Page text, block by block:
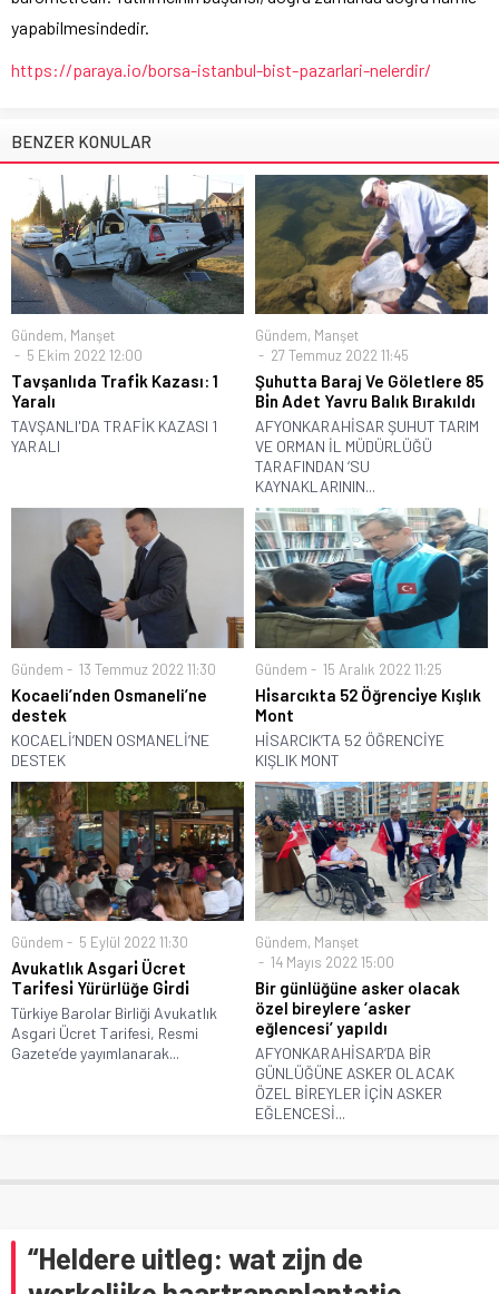
yapabilmesindedir.
https://paraya.io/borsa-istanbul-bist-pazarlari-nelerdir/
BENZER KONULAR
Gündem, Manşet
5 Ekim 2022 12:00
Tavşanlıda Trafi̇k Kazası: 1
Yaralı
TAVŞANLI'DA TRAFİK KAZASI 1
YARALI
Gündem, Manşet
27 Temmuz 2022 11:45
Şuhutta Baraj Ve Göletlere 85
Bi̇n Adet Yavru Balık Bırakıldı
AFYONKARAHİSAR ŞUHUT TARIM
VE ORMAN İL MÜDÜRLÜĞÜ
TARAFINDAN ‘SU
KAYNAKLARININ...
Gündem 13 Temmuz 2022 11:30
Kocaeli’nden Osmaneli’ne
destek
KOCAELİ’NDEN OSMANELİ’NE
DESTEK
Gündem 15 Aralık 2022 11:25
Hi̇sarcıkta 52 Öğrenci̇ye Kışlık
Mont
HİSARCIK’TA 52 ÖĞRENCİYE
KIŞLIK MONT
Gündem 5 Eylül 2022 11:30
Avukatlık Asgari̇ Ücret
Tari̇fesi̇ Yürürlüğe Gi̇rdi̇
Türkiye Barolar Birliği Avukatlık
Asgari Ücret Tarifesi, Resmi
Gazete’de yayımlanarak...
Gündem, Manşet
14 Mayıs 2022 15:00
Bir günlüğüne asker olacak
özel bireylere ‘asker
eğlencesi’ yapıldı
AFYONKARAHİSAR’DA BİR
GÜNLÜĞÜNE ASKER OLACAK
ÖZEL BİREYLER İÇİN ASKER
EĞLENCESİ...
“Heldere uitleg: wat zijn de